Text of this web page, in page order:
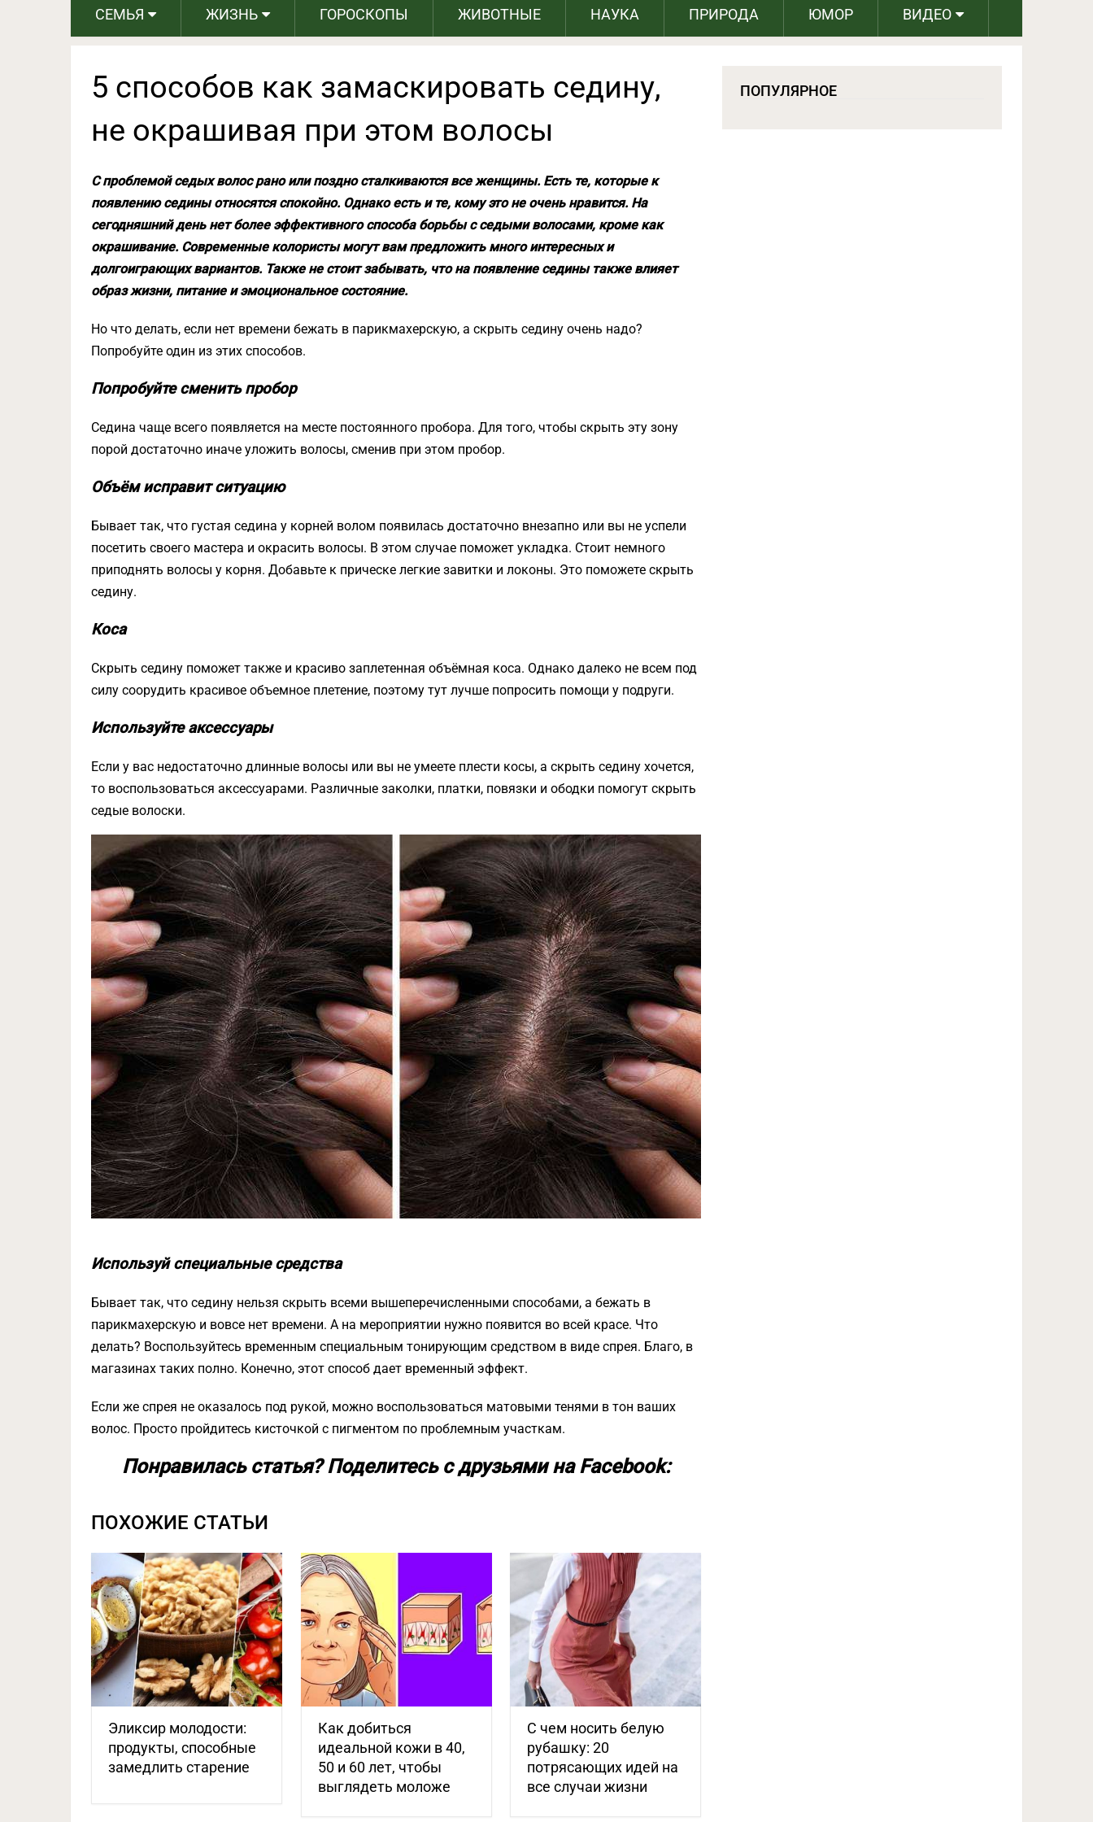
СЕМЬЯ ЖИЗНЬ ГОРОСКОПЫ ЖИВОТНЫЕ НАУКА ПРИРОДА ЮМОР ВИДЕО
5 способов как замаскировать седину,
не окрашивая при этом волосы
С проблемой седых волос рано или поздно сталкиваются все женщины. Есть те, которые к
появлению седины относятся спокойно. Однако есть и те, кому это не очень нравится. На
сегодняшний день нет более эффективного способа борьбы с седыми волосами, кроме как
окрашивание. Современные колористы могут вам предложить много интересных и
долгоиграющих вариантов. Также не стоит забывать, что на появление седины также влияет
образ жизни, питание и эмоциональное состояние.
Но что делать, если нет времени бежать в парикмахерскую, а скрыть седину очень надо?
Попробуйте один из этих способов.
Попробуйте сменить пробор
Седина чаще всего появляется на месте постоянного пробора. Для того, чтобы скрыть эту зону
порой достаточно иначе уложить волосы, сменив при этом пробор.
Объём исправит ситуацию
Бывает так, что густая седина у корней волом появилась достаточно внезапно или вы не успели
посетить своего мастера и окрасить волосы. В этом случае поможет укладка. Стоит немного
приподнять волосы у корня. Добавьте к прическе легкие завитки и локоны. Это поможете скрыть
седину.
Коса
Скрыть седину поможет также и красиво заплетенная объёмная коса. Однако далеко не всем под
силу соорудить красивое объемное плетение, поэтому тут лучше попросить помощи у подруги.
Используйте аксессуары
Если у вас недостаточно длинные волосы или вы не умеете плести косы, а скрыть седину хочется,
то воспользоваться аксессуарами. Различные заколки, платки, повязки и ободки помогут скрыть
седые волоски.
Используй специальные средства
Бывает так, что седину нельзя скрыть всеми вышеперечисленными способами, а бежать в
парикмахерскую и вовсе нет времени. А на мероприятии нужно появится во всей красе. Что
делать? Воспользуйтесь временным специальным тонирующим средством в виде спрея. Благо, в
магазинах таких полно. Конечно, этот способ дает временный эффект.
Если же спрея не оказалось под рукой, можно воспользоваться матовыми тенями в тон ваших
волос. Просто пройдитесь кисточкой с пигментом по проблемным участкам.
Понравилась статья? Поделитесь с друзьями на Facebook:
ПОХОЖИЕ СТАТЬИ
Эликсир молодости:
продукты, способные
замедлить старение
Как добиться
идеальной кожи в 40,
50 и 60 лет, чтобы
выглядеть моложе
С чем носить белую
рубашку: 20
потрясающих идей на
все случаи жизни
ПОПУЛЯРНОЕ